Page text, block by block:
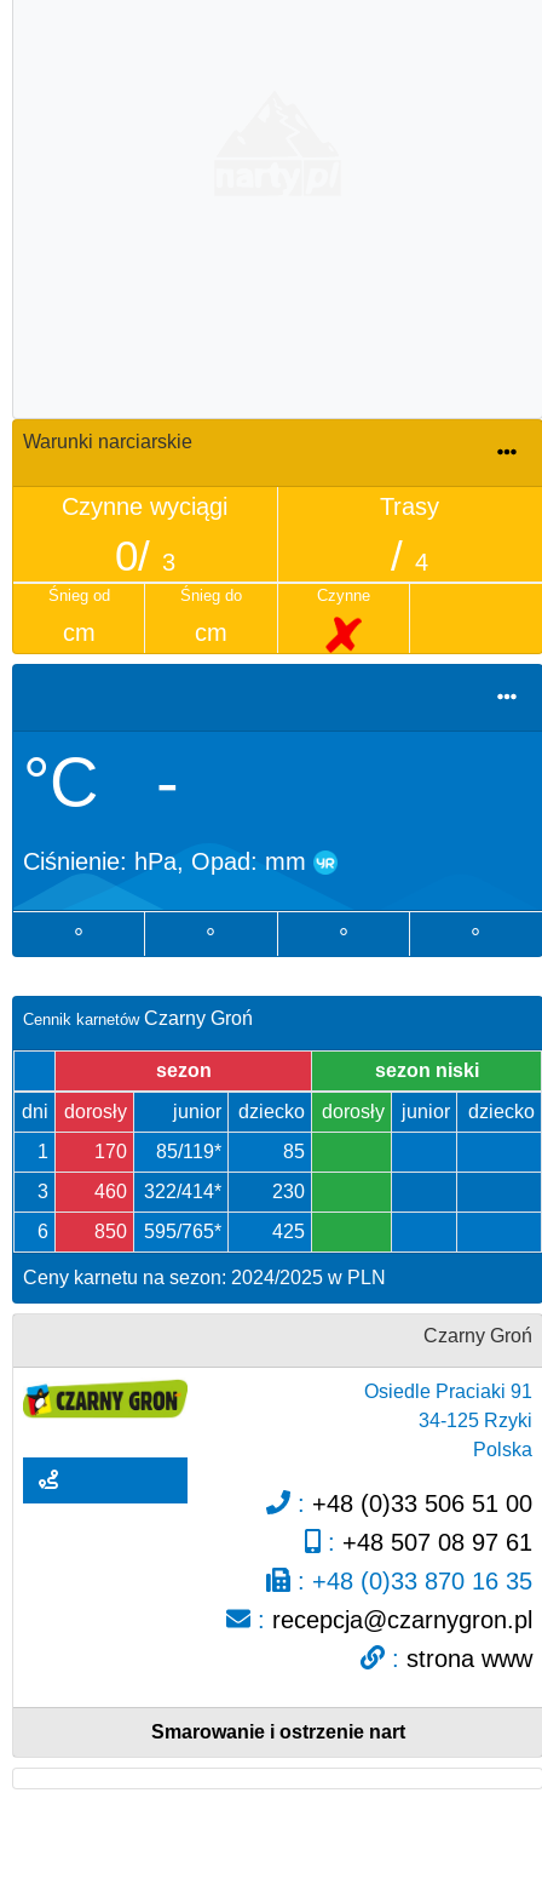
Warunki narciarskie
Czynne wyciągi
0/ 3
Trasy
/4
Śnieg od
cm
Śnieg do
cm
Czynne
°C -
Ciśnienie: hPa, Opad: mm
° ° ° °
Cennik karnetów Czarny Groń
sezon
sezon niski
dni
dorosły junior dziecko dorosły junior
dziecko
1
170 85/119*
85
3
460 322/414*
230
6
850 595/765* 425
Ceny karnetu na sezon: 2024/2025 w PLN
Czarny Groń
Osiedle Praciaki 91
34-125 Rzyki
Polska
: +48 (0)33 506 51 00
: +48 507 08 97 61
: +48 (0)33 870 16 35
: recepcja@czarnygron.pl
: strona www
Smarowanie i ostrzenie nart